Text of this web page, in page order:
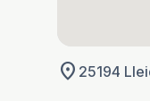
location_on 25194